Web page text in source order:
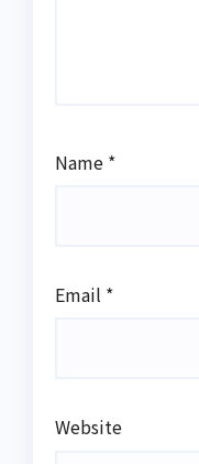
Name *
Email *
Website